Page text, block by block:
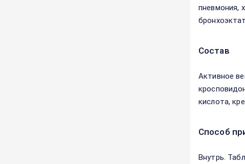
пневмония,
Состав
Активное
кислота,
Способ
Внутрь.